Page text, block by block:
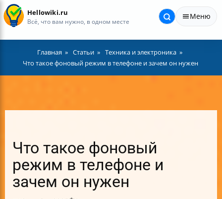
Hellowiki.ru
Всё, что вам нужно, в одном месте
Меню
Главная Статьи
Техника и электроника
Что такое фоновый режим в телефоне и зачем он нужен
Что такое фоновый
режим в телефоне и
зачем он нужен